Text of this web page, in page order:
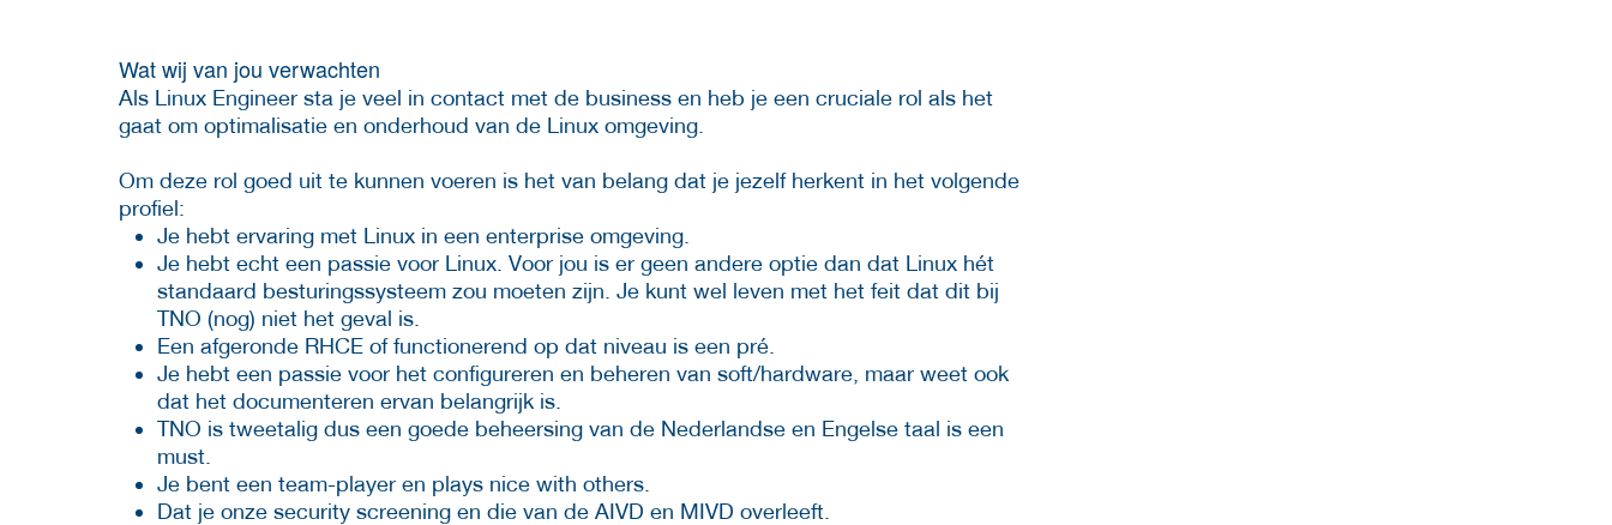
Wat wij van jou verwachten
Als Linux Engineer sta je veel in contact met de business en heb je een cruciale rol als het
gaat om optimalisatie en onderhoud van de Linux omgeving.
Om deze rol goed uit te kunnen voeren is het van belang dat je jezelf herkent in het volgende
profiel:
Je hebt ervaring met Linux in een enterprise omgeving.
Je hebt echt een passie voor Linux. Voor jou is er geen andere optie dan dat Linux hét
standaard besturingssysteem zou moeten zijn. Je kunt wel leven met het feit dat dit bij
TNO (nog) niet het geval is.
Een afgeronde RHCE of functionerend op dat niveau is een pré.
Je hebt een passie voor het configureren en beheren van soft/hardware, maar weet ook
dat het documenteren ervan belangrijk is.
TNO is tweetalig dus een goede beheersing van de Nederlandse en Engelse taal is een
must.
Je bent een team-player en plays nice with others.
Dat je onze security screening en die van de AIVD en MIVD overleeft.